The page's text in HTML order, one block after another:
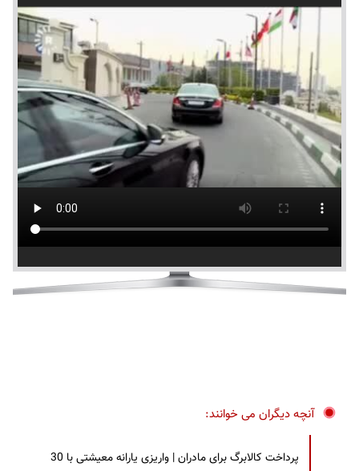
آنچه دیگران می خوانند:
پرداخت کالابرگ برای مادران | واریزی یارانه معیشتی با 30